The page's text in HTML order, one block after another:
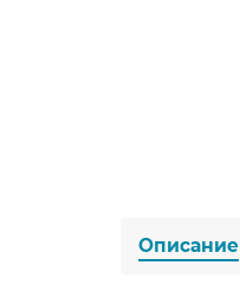
Описание